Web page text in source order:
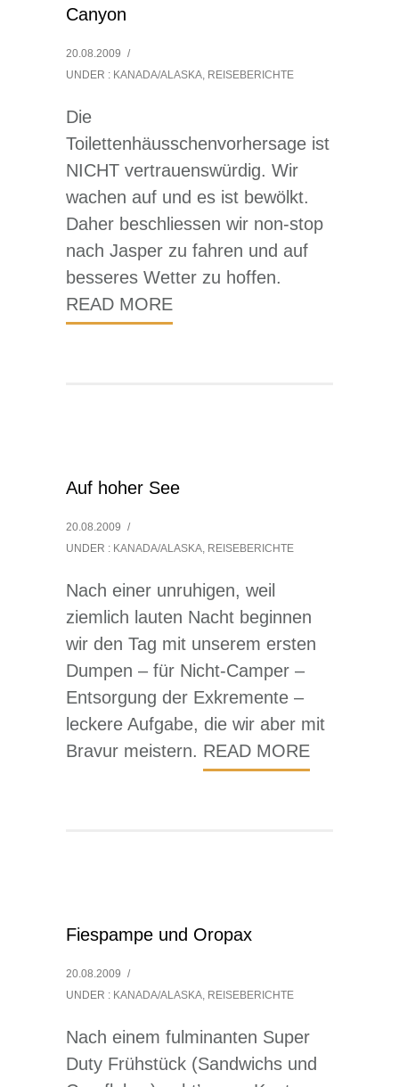
Canyon
20.08.2009 /
UNDER : KANADA/ALASKA, REISEBERICHTE
Die
Toilettenhäusschenvorhersage ist
NICHT vertrauenswürdig. Wir
wachen auf und es ist bewölkt.
Daher beschliessen wir non-stop
nach Jasper zu fahren und auf
besseres Wetter zu hoffen.
READ MORE
Auf hoher See
20.08.2009 /
UNDER : KANADA/ALASKA, REISEBERICHTE
Nach einer unruhigen, weil
ziemlich lauten Nacht beginnen
wir den Tag mit unserem ersten
Dumpen – für Nicht-Camper –
Entsorgung der Exkremente –
leckere Aufgabe, die wir aber mit
Bravur meistern. READ MORE
Fiespampe und Oropax
20.08.2009 /
UNDER : KANADA/ALASKA, REISEBERICHTE
Nach einem fulminanten Super
Duty Frühstück (Sandwichs und